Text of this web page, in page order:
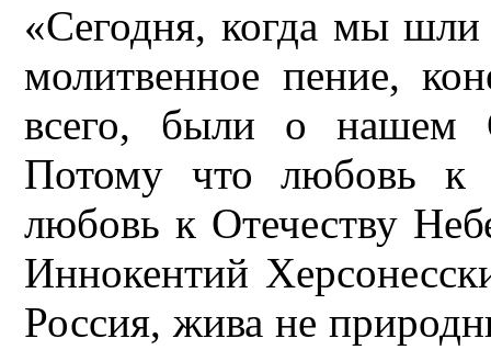
«Сегодня, когда мы
молитвенное пение,
всего, были о нашем
Потому что любовь к
любовь к Отечеству
Иннокентий
Россия, жива не